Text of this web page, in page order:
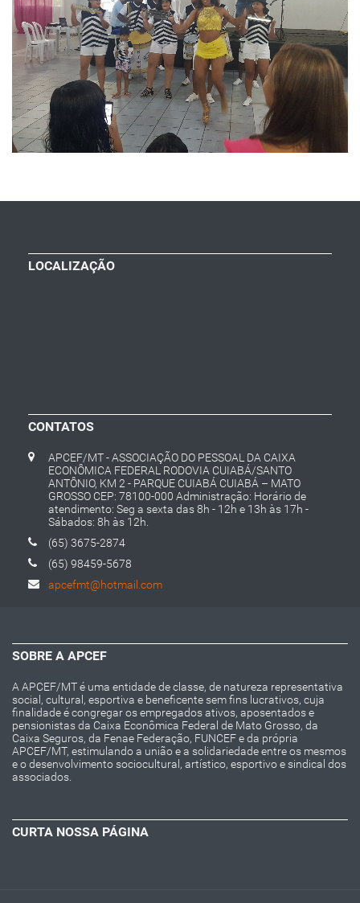
LOCALIZAÇÃO
CONTATOS
APCEF/MT - ASSOCIAÇÃO DO PESSOAL DA CAIXA
ECONÔMICA FEDERAL RODOVIA CUIABÁ/SANTO
ANTÔNIO, KM 2 - PARQUE CUIABÁ CUIABÁ – MATO
GROSSO CEP: 78100-000 Administração: Horário de
atendimento: Seg a sexta das 8h - 12h e 13h às 17h -
Sábados: 8h às 12h.
(65) 3675-2874
(65) 98459-5678
apcefmt@hotmail.com
SOBRE A APCEF
A APCEF/MT é uma entidade de classe, de natureza representativa
social, cultural, esportiva e beneficente sem fins lucrativos, cuja
finalidade é congregar os empregados ativos, aposentados e
pensionistas da Caixa Econômica Federal de Mato Grosso, da
Caixa Seguros, da Fenae Federação, FUNCEF e da própria
APCEF/MT, estimulando a união e a solidariedade entre os mesmos
e o desenvolvimento sociocultural, artístico, esportivo e sindical dos
associados.
CURTA NOSSA PÁGINA